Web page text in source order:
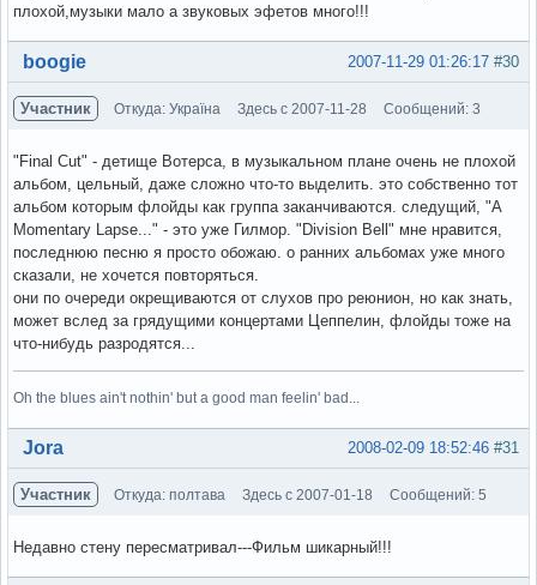
плохой,музыки мало а звуковых эфетов много!!!
Вне форума #30
2007-11-29 01:26:17
boogie
Участник Откуда: Україна Здесь с 2007-11-28 Сообщений: 3
"Final Cut" - детище Вотерса, в музыкальном плане очень не плохой
альбом, цельный, даже сложно что-то выделить. это собственно тот
альбом которым флойды как группа заканчиваются. следущий, "A
Momentary Lapse..." - это уже Гилмор. "Division Bell" мне нравится,
последнюю песню я просто обожаю. о ранних альбомах уже много
сказали, не хочется повторяться.
они по очереди окрещиваются от слухов про реюнион, но как знать,
может вслед за грядущими концертами Цеппелин, флойды тоже на
что-нибудь разродятся...
Oh the blues ain't nothin' but a good man feelin' bad...
Вне форума #31
2008-02-09 18:52:46
Jora
Участник Откуда: полтава Здесь с 2007-01-18 Сообщений: 5
Недавно стену пересматривал---Фильм шикарный!!!